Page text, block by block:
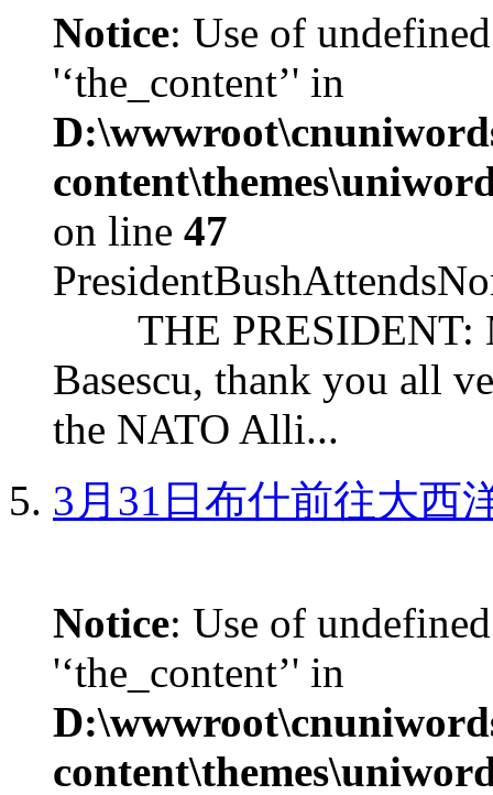
Notice: Use of
'‘the_content’' in
on line 47
THE PRESIDENT:
Basescu, thank you all
the NATO Alli...
3月31日布什前往大西
Notice: Use of
'‘the_content’' in